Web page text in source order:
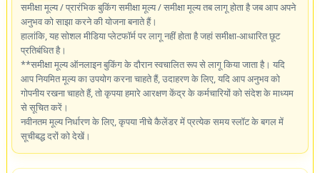
समीक्षा मूल्य / प्रारंभिक बुकिंग समीक्षा मूल्य / समीक्षा मूल्य तब लागू होता है जब आप अपने
अनुभव को साझा करने की योजना बनाते हैं।
हालांकि, यह सोशल मीडिया प्लेटफॉर्म पर लागू नहीं होता है जहां समीक्षा-आधारित छूट
प्रतिबंधित है।
**समीक्षा मूल्य ऑनलाइन बुकिंग के दौरान स्वचालित रूप से लागू किया जाता है। यदि
आप नियमित मूल्य का उपयोग करना चाहते हैं, उदाहरण के लिए, यदि आप अनुभव को
गोपनीय रखना चाहते हैं, तो कृपया हमारे आरक्षण केंद्र के कर्मचारियों को संदेश के माध्यम
से सूचित करें।
नवीनतम मूल्य निर्धारण के लिए, कृपया नीचे कैलेंडर में प्रत्येक समय स्लॉट के बगल में
सूचीबद्ध दरों को देखें।